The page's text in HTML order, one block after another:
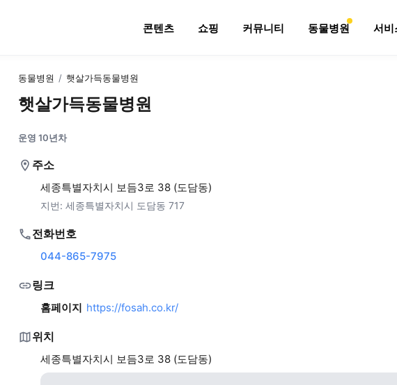
콘텐츠 쇼핑 커뮤니티 동물병원 서비
동물병원 / 햇살가득동물병원
햇살가득동물병원
운영 10년차
주소
세종특별자치시 보듬3로 38 (도담동)
지번: 세종특별자치시 도담동 717
전화번호
044-865-7975
링크
홈페이지 https://fosah.co.kr/
위치
세종특별자치시 보듬3로 38 (도담동)